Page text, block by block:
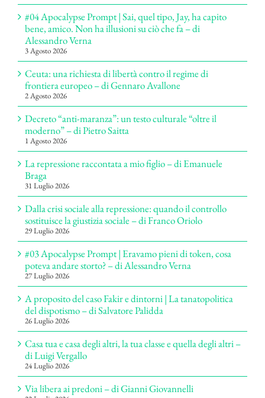
#04 Apocalypse Prompt | Sai, quel tipo, Jay, ha capito
bene, amico. Non ha illusioni su ciò che fa – di
Alessandro Verna
3 Agosto 2026
Ceuta: una richiesta di libertà contro il regime di
frontiera europeo – di Gennaro Avallone
2 Agosto 2026
Decreto “anti-maranza”: un testo culturale “oltre il
moderno” – di Pietro Saitta
1 Agosto 2026
La repressione raccontata a mio figlio – di Emanuele
Braga
31 Luglio 2026
Dalla crisi sociale alla repressione: quando il controllo
sostituisce la giustizia sociale – di Franco Oriolo
29 Luglio 2026
#03 Apocalypse Prompt | Eravamo pieni di token, cosa
poteva andare storto? – di Alessandro Verna
27 Luglio 2026
A proposito del caso Fakir e dintorni | La tanatopolitica
del dispotismo – di Salvatore Palidda
26 Luglio 2026
Casa tua e casa degli altri, la tua classe e quella degli altri –
di Luigi Vergallo
24 Luglio 2026
Via libera ai predoni – di Gianni Giovannelli